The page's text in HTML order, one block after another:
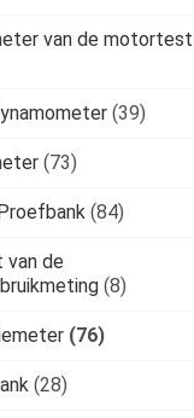
van de motortest
(39)
(73)
(84)
van de
(8)
(76)
(28)